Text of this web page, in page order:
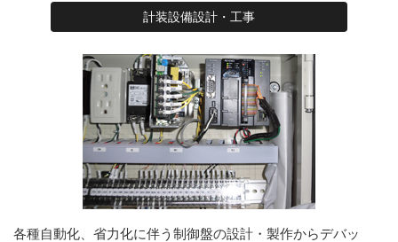
計装設備設計・工事
各種自動化、省力化に伴う制御盤の設計・製作からデバッ